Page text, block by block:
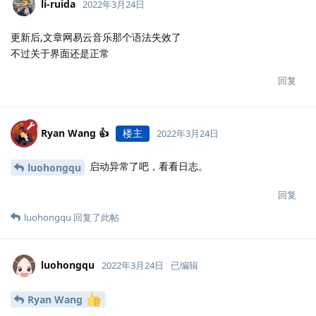
li-ruida 2022年3月24日
更新后,文章网易云音乐那个语法失效了
不过关于界面还是正常
回复
Ryan Wang 👍 楼主 2022年3月24日
luohongqu 启动异常了吧，看看日志。
回复
luohongqu 回复了此帖
luohongqu 2022年3月24日 已编辑
Ryan Wang